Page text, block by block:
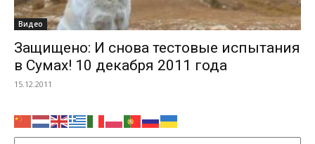
Видео
Защищено: И снова тестовые испытания
в Сумах! 10 декабря 2011 года
15.12.2011